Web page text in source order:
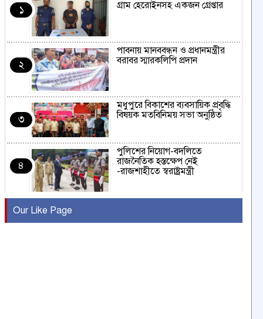
১
গ্রাম হেরোইনসহ একজন গ্রেপ্তার
২
পাবনায় মানববন্ধন ও প্রধানমন্ত্রীর
বরাবর স্মারকলিপি প্রদান
৩
মধুপুরে বিকাশের ব্যবসায়িক প্রবৃদ্ধি
বিষয়ক মতবিনিময় সভা অনুষ্ঠিত
৪
পুলিশের নিয়োগ-বদলিতে
রাজনৈতিক হস্তক্ষেপ নেই
-রাজশাহীতে স্বরাষ্ট্রমন্ত্রী
৫
Our Like Page